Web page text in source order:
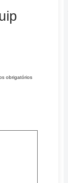
obrigatórios